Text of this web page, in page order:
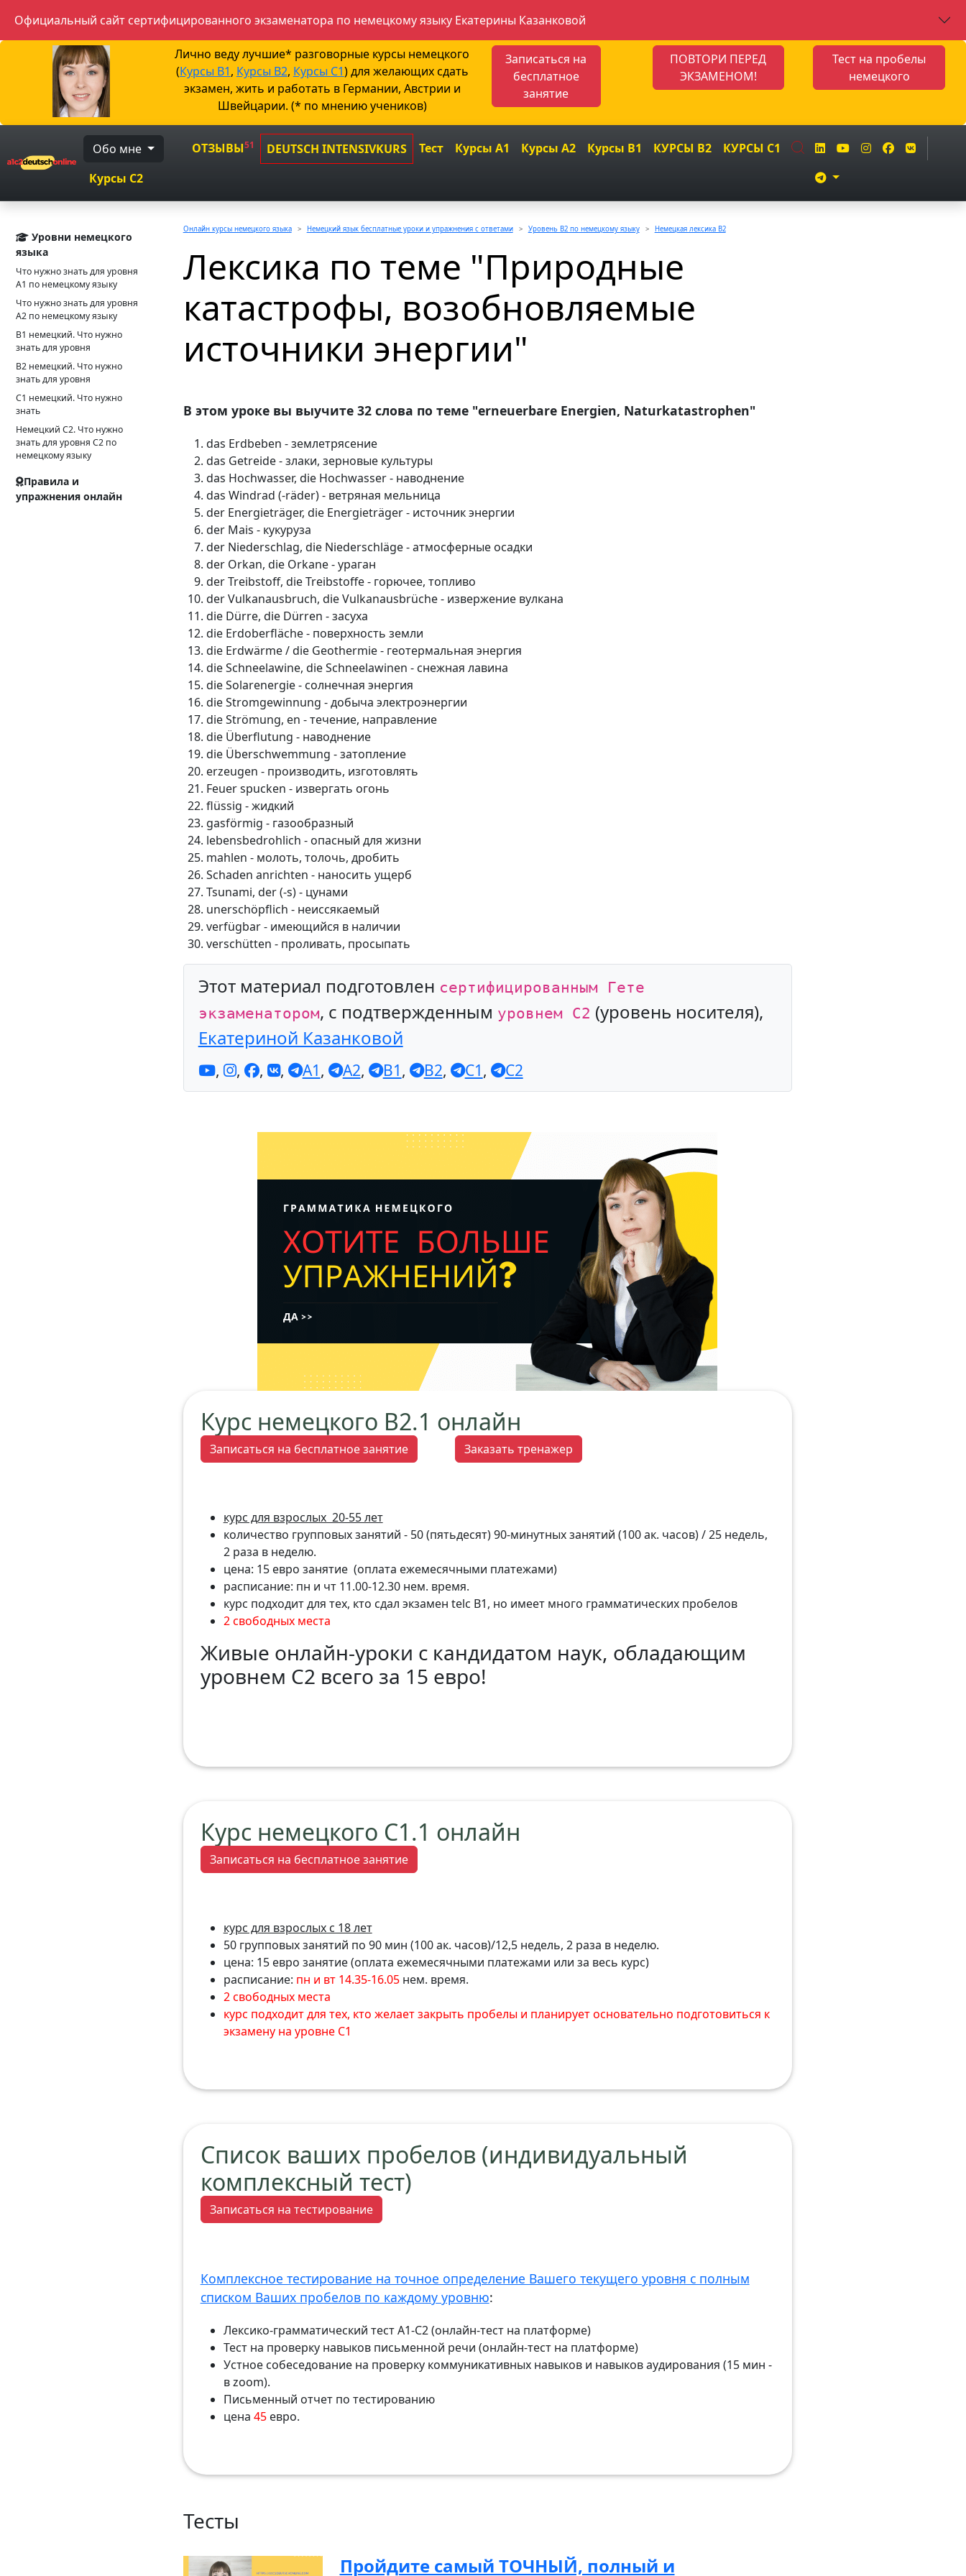
Официальный сайт сертифицированного экзаменатора по немецкому языку Екатерины Казанковой
Лично веду лучшие* разговорные курсы немецкого
(Курсы B1, Курсы B2, Курсы С1) для желающих сдать
экзамен, жить и работать в Германии, Австрии и
Швейцарии. (* по мнению учеников)
Записаться на
бесплатное
занятие
ПОВТОРИ ПЕРЕД
ЭКЗАМЕНОМ!
Тест на пробелы
немецкого
Обо мне ОТЗЫВЫ51 DEUTSCH INTENSIVKURS Тест Курсы A1 Курсы A2 Курсы B1 КУРСЫ B2
КУРСЫ C1
Курсы C2
Уровни немецкого
языка
Что нужно знать для уровня
А1 по немецкому языку
Что нужно знать для уровня
А2 по немецкому языку
B1 немецкий. Что нужно
знать для уровня
B2 немецкий. Что нужно
знать для уровня
C1 немецкий. Что нужно
знать
Немецкий С2. Что нужно
знать для уровня С2 по
немецкому языку
Правила и
упражнения онлайн
Онлайн курсы немецкого языка Немецкий язык бесплатные уроки и упражнения с ответами Уровень B2 по немецкому языку Немецкая лексика B2
Лексика по теме "Природные
катастрофы, возобновляемые
источники энергии"
В этом уроке вы выучите 32 слова по теме "erneuerbare Energien, Naturkatastrophen"
das Erdbeben - землетрясение
das Getreide - злаки, зерновые культуры
das Hochwasser, die Hochwasser - наводнение
das Windrad (-räder) - ветряная мельница
der Energieträger, die Energieträger - источник энергии
der Mais - кукуруза
der Niederschlag, die Niederschläge - атмосферные осадки
der Orkan, die Orkane - ураган
der Treibstoff, die Treibstoffe - горючее, топливо
der Vulkanausbruch, die Vulkanausbrüche - извержение вулкана
die Dürre, die Dürren - засуха
die Erdoberfläche - поверхность земли
die Erdwärme / die Geothermie - геотермальная энергия
die Schneelawine, die Schneelawinen - снежная лавина
die Solarenergie - солнечная энергия
die Stromgewinnung - добыча электроэнергии
die Strömung, en - течение, направление
die Überflutung - наводнение
die Überschwemmung - затопление
erzeugen - производить, изготовлять
Feuer spucken - извергать огонь
flüssig - жидкий
gasförmig - газообразный
lebensbedrohlich - опасный для жизни
mahlen - молоть, толочь, дробить
Schaden anrichten - наносить ущерб
Tsunami, der (-s) - цунами
unerschöpflich - неиссякаемый
verfügbar - имеющийся в наличии
verschütten - проливать, просыпать
Этот материал подготовлен сертифицированным Гете
экзаменатором, с подтвержденным уровнем С2 (уровень носителя),
Екатериной Казанковой
, , , , A1, A2, B1, B2, C1, C2
Курс немецкого В2.1 онлайн
Записаться на бесплатное занятие Заказать тренажер
курс для взрослых 20-55 лет
количество групповых занятий - 50 (пятьдесят) 90-минутных занятий (100 ак. часов) / 25 недель,
2 раза в неделю.
цена: 15 евро занятие (оплата ежемесячными платежами)
расписание: пн и чт 11.00-12.30 нем. время.
курс подходит для тех, кто сдал экзамен telc B1, но имеет много грамматических пробелов
2 свободных места
Живые онлайн-уроки с кандидатом наук, обладающим
уровнем С2 всего за 15 евро!
Курс немецкого C1.1 онлайн
Записаться на бесплатное занятие
курс для взрослых с 18 лет
50 групповых занятий по 90 мин (100 ак. часов)/12,5 недель, 2 раза в неделю.
цена: 15 евро занятие (оплата ежемесячными платежами или за весь курс)
расписание: пн и вт 14.35-16.05нем. время.
2 свободных места
курс подходит для тех, кто желает закрыть пробелы и планирует основательно подготовиться к
экзамену на уровне С1
Список ваших пробелов (индивидуальный
комплексный тест)
Записаться на тестирование
Комплексное тестирование на точное определение Вашего текущего уровня с полным
списком Ваших пробелов по каждому уровню:
Лексико-грамматический тест А1-С2 (онлайн-тест на платформе)
Тест на проверку навыков письменной речи (онлайн-тест на платформе)
Устное собеседование на проверку коммуникативных навыков и навыков аудирования (15 мин -
в zoom).
Письменный отчет по тестированию
цена 45евро.
Тесты
Пройдите самый ТОЧНЫЙ, полный и